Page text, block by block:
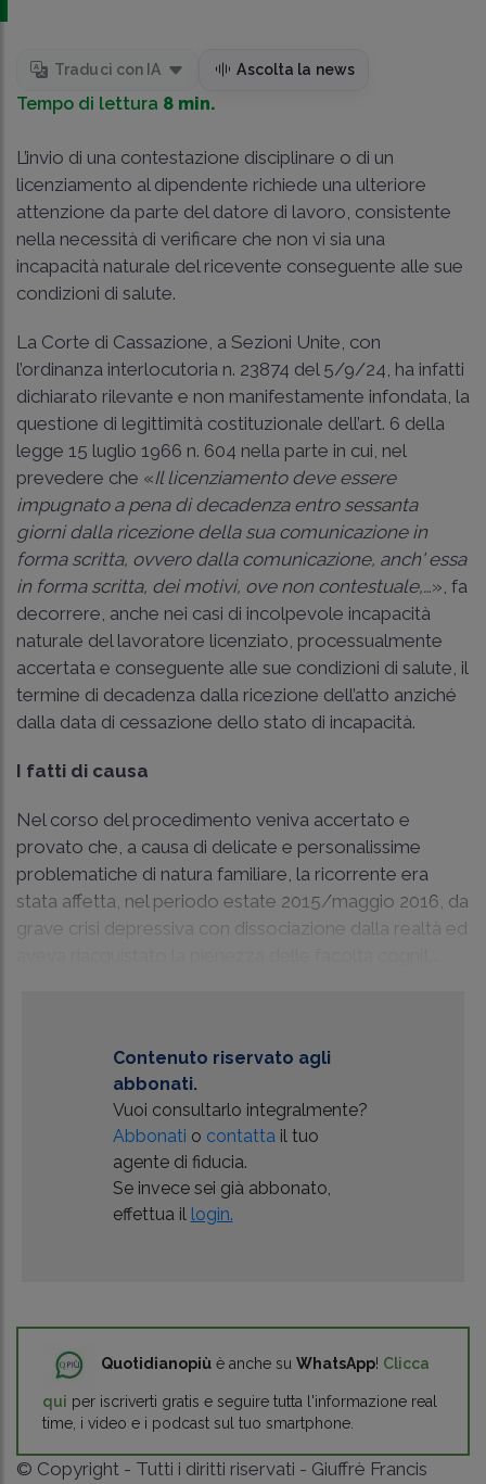
Traduci con IA Ascolta la news
Tempo di lettura 8 min.
L’invio di una contestazione disciplinare o di un
licenziamento al dipendente richiede una ulteriore
attenzione da parte del datore di lavoro, consistente
nella necessità di verificare che non vi sia una
incapacità naturale del ricevente conseguente alle sue
condizioni di salute.
La Corte di Cassazione, a Sezioni Unite, con
l’ordinanza interlocutoria n. 23874 del 5/9/24, ha infatti
dichiarato rilevante e non manifestamente infondata, la
questione di legittimità costituzionale dell’art. 6 della
legge 15 luglio 1966 n. 604 nella parte in cui, nel
prevedere che «Il licenziamento deve essere
impugnato a pena di decadenza entro sessanta
giorni dalla ricezione della sua comunicazione in
forma scritta, ovvero dalla comunicazione, anch' essa
in forma scritta, dei motivi, ove non contestuale,…», fa
decorrere, anche nei casi di incolpevole incapacità
naturale del lavoratore licenziato, processualmente
accertata e conseguente alle sue condizioni di salute, il
termine di decadenza dalla ricezione dell’atto anziché
dalla data di cessazione dello stato di incapacità.
I fatti di causa
Nel corso del procedimento veniva accertato e
provato che, a causa di delicate e personalissime
problematiche di natura familiare, la ricorrente era
stata affetta, nel periodo estate 2015/maggio 2016, da
grave crisi depressiva con dissociazione dalla realtà ed
Contenuto riservato agli
abbonati.
Vuoi consultarlo integralmente?
Abbonati o contatta il tuo
agente di fiducia.
Se invece sei già abbonato,
effettua il login.
Quotidianopiù è anche su WhatsApp! Clicca
qui per iscriverti gratis e seguire tutta l'informazione real
time, i video e i podcast sul tuo smartphone.
© Copyright - Tutti i diritti riservati - Giuffrè Francis